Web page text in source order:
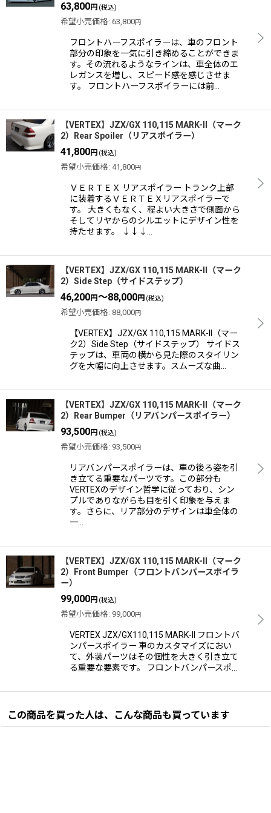
63,800円 (税込)
希望小売価格: 63,800円
フロントハーフスポイラーは、車のフロント
部分の印象を一気に引き締めることができま
す。その流れるようなラインは、車全体のエ
レガンスを増し、スピード感を感じさせま
す。 フロントハーフスポイラーには前…
【VERTEX】JZX/GX 110,115 MARK-II（マーク
2）Rear Spoiler（リアスポイラー）
41,800円 (税込)
希望小売価格: 41,800円
ＶＥＲＴＥＸ リアスポイラー トランク上部
に装着するＶＥＲＴＥＸリアスポイラーで
す。 大きくもなく、程よい大きさで側面から
そしてリヤからのシルエットにデザイン性を
持たせます。 ↓↓↓…
【VERTEX】JZX/GX 110,115 MARK-II（マーク
2）Side Step（サイドステップ）
46,200円～88,000円 (税込)
希望小売価格: 88,000円
【VERTEX】JZX/GX 110,115 MARK-II（マー
ク2）Side Step（サイドステップ） サイドス
テップは、車両の横から見た際のスタイリン
グを大幅に向上させます。スムーズな曲…
【VERTEX】JZX/GX 110,115 MARK-II（マーク
2）Rear Bumper（リアバンパースポイラー）
93,500円 (税込)
希望小売価格: 93,500円
リアバンパースポイラーは、車の後ろ姿を引
き立てる重要なパーツです。この部分も
VERTEXのデザイン哲学に従っており、シン
プルでありながらも目を引く印象を与えま
す。さらに、リア部分のデザインは車全体の
一…
【VERTEX】JZX/GX 110,115 MARK-II（マーク
2）Front Bumper（フロントバンパースポイラ
ー）
99,000円 (税込)
希望小売価格: 99,000円
VERTEX JZX/GX110,115 MARK-II フロントバ
ンパースポイラー 車のカスタマイズにおい
て、外装パーツはその個性を大きく引き立て
る重要な要素です。 フロントバンパースポ…
この商品を買った人は、こんな商品も買っています